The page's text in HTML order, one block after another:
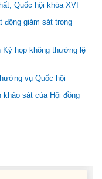
Quốc hội khóa XVI
động giám sát trong
họp không thường lệ
vụ Quốc hội
khảo sát của Hội đồng
vốn đối ứng ngân
Trụ sở làm...
tư phát triển được
(đợt 2)
đồng nhân dân tỉnh